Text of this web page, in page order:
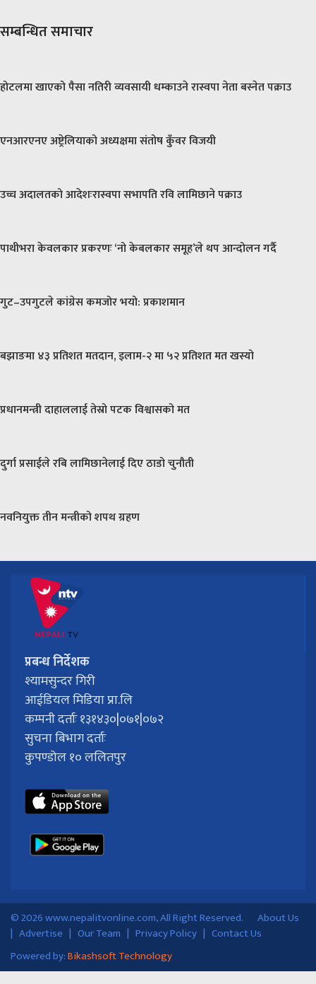
सम्बन्धित समाचार
होटलमा खाएको पैसा नतिरी व्यवसायी धम्काउने रास्वपा नेता बस्नेत पक्राउ
एनआरएनए अष्ट्रेलियाको अध्यक्षमा संतोष कुँवर विजयी
उच्च अदालतको आदेशःरास्वपा सभापति रवि लामिछाने पक्राउ
पाथीभरा केवलकार प्रकरणः ‘नो केबलकार समूह’ले थप आन्दोलन गर्दै
गुट–उपगुटले कांग्रेस कमजोर भयो: प्रकाशमान
बझाङमा ४३ प्रतिशत मतदान, इलाम-२ मा ५२ प्रतिशत मत खस्यो
प्रधानमन्त्री दाहाललाई तेस्रो पटक विश्वासको मत
दुर्गा प्रसाईले रबि लामिछानेलाई दिए ठाडो चुनौती
नवनियुक्त तीन मन्त्रीको शपथ ग्रहण
प्रबन्ध निर्देशक
श्यामसुन्दर गिरी
आईडियल मिडिया प्रा.लि
कम्पनी दर्ताः १३१४३०|०७१|०७२
सुचना बिभाग दर्ताः
कुपण्डोल १० ललितपुर
© 2026 www.nepalitvonline.com, All Right Reserved. About Us
| Advertise | Our Team | Privacy Policy | Contact Us
Powered by:Bikashsoft Technology